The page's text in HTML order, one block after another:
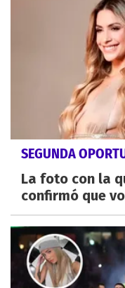
SEGUNDA
La foto con la
confirmó que